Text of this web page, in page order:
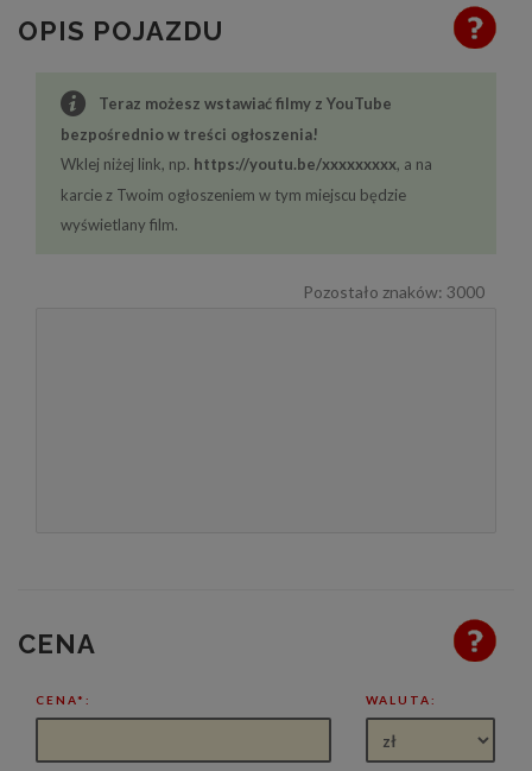
OPIS POJAZDU
Teraz możesz wstawiać filmy z YouTube
bezpośrednio w treści ogłoszenia!
Wklej niżej link, np. https://youtu.be/xxxxxxxxx, a na
karcie z Twoim ogłoszeniem w tym miejscu będzie
wyświetlany film.
Pozostało znaków: 3000
CENA
CENA*: WALUTA: